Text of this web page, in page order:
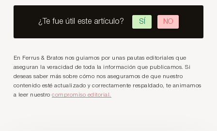
¿Te fue útil este artículo? SÍ NO
En Ferrus & Bratos nos guiamos por unas pautas editoriales que
aseguran la veracidad de toda la información que publicamos. Si
deseas saber más sobre cómo nos aseguramos de que nuestro
contenido esté actualizado y correctamente respaldado, te animamos
a leer nuestrocompromiso editorial.